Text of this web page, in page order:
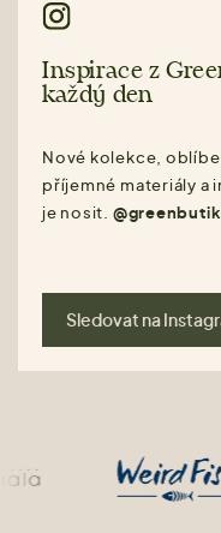
Inspirace z
každý den
Nové kolekce,
příjemné materiály a
je nosit.
Sledovat na